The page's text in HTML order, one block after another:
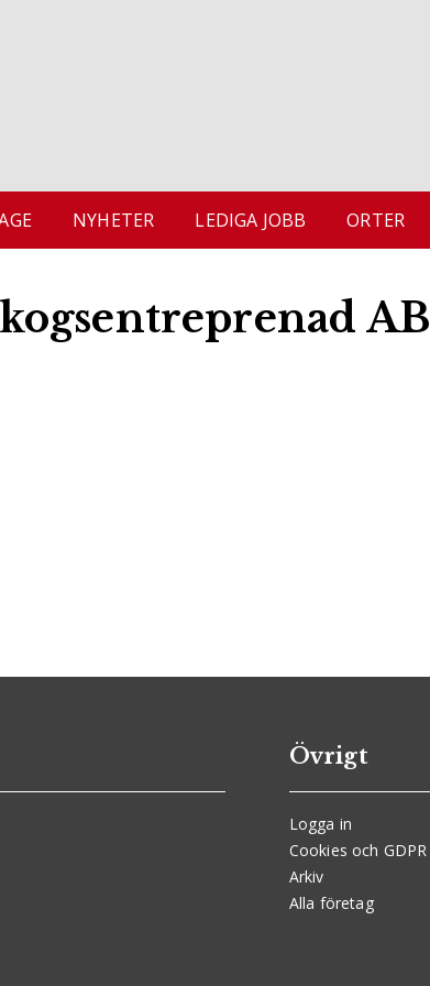
NYHETER LEDIGA JOBB ORTER
AB
Övrigt
Logga in
Cookies och GDPR
Arkiv
Alla företag